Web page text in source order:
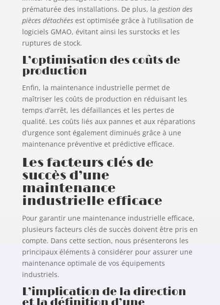
prématurée des installations. De plus, la gestion des
pièces détachéesest optimisée grâce à l’utilisation de
logiciels GMAO, évitant ainsi les surstocks et les
ruptures de stock.
L’optimisation des coûts de
production
Enfin, la maintenance industrielle permet de
maîtriser les coûts de production en réduisant les
temps d’arrêt, les défaillances et les pertes de
qualité. Les coûts liés aux pannes et aux réparations
d’urgence sont également diminués grâce à une
maintenance préventive et prédictive efficace.
Les facteurs clés de
succès d’une
maintenance
industrielle efficace
Pour garantir une maintenance industrielle efficace,
plusieurs facteurs clés de succès doivent être pris en
compte. Dans cette section, nous présenterons les
principaux éléments à considérer pour assurer une
maintenance optimale de vos équipements
industriels.
L’implication de la direction